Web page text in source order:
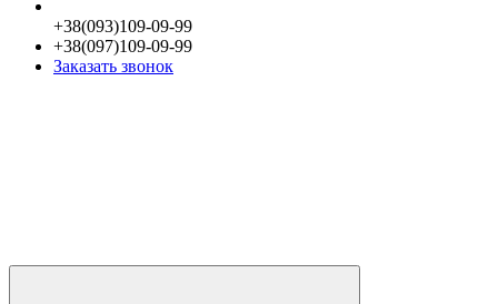
+38(093)109-09-99
+38(097)109-09-99
Заказать звонок